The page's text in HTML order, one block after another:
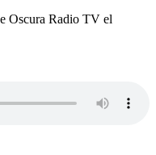
Oscura Radio TV el